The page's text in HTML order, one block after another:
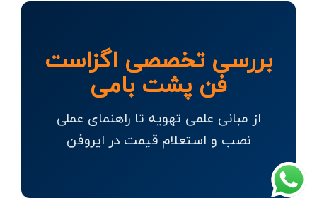
بررسی تخصصی اگزاست
فن پشت بامی
از مبانی علمی تهویه تا راهنمای عملی
نصب و استعلام قیمت در ایروفن